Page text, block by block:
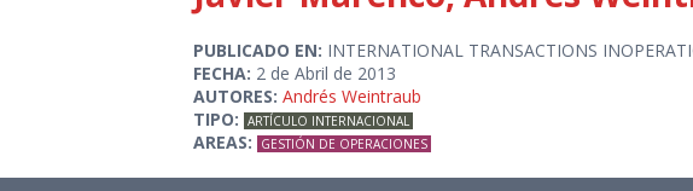
PUBLICADO EN: INTERNATIONAL TRANSACTIONS
FECHA: 2 de Abril de 2013
AUTORES: Andrés Weintraub
TIPO: ARTÍCULO INTERNACIONAL
AREAS: GESTIÓN DE OPERACIONES